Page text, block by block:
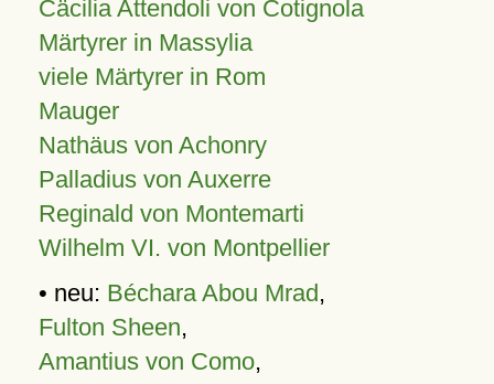
Cäcilia Attendoli von Cotignola
Märtyrer in Massylia
viele Märtyrer in Rom
Mauger
Nathäus von Achonry
Palladius von Auxerre
Reginald von Montemarti
Wilhelm VI. von Montpellier
• neu: Béchara Abou Mrad,
Fulton Sheen,
Amantius von Como,